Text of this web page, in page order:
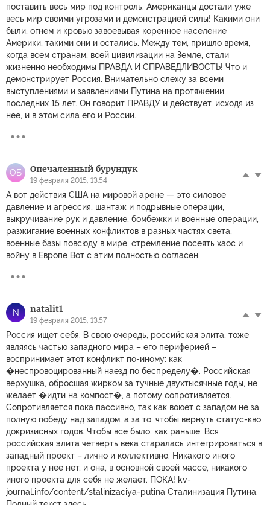
поставить весь мир под контроль. Американцы достали уже
весь мир своими угрозами и демонстрацией силы! Какими они
были, огнем и кровью завоевывая коренное население
Америки, такими они и остались. Между тем, пришло время,
когда всем странам, всей цивилизации на Земле, стали
жизненно необходимы ПРАВДА И СПРАВЕДЛИВОСТЬ! Что и
демонстрирует Россия. Внимательно слежу за всеми
выступлениями и заявлениями Путина на протяжении
последних 15 лет. Он говорит ПРАВДУ и действует, исходя из
нее, и в этом сила его и России.
ОБ Опечаленный бурундук
19 февраля 2015, 13:54
А вот действия США на мировой арене — это силовое
давление и агрессия, шантаж и подрывные операции,
выкручивание рук и давление, бомбежки и военные операции,
разжигание военных конфликтов в разных частях света,
военные базы повсюду в мире, стремление посеять хаос и
войну в Европе Вот с этим полностью согласен.
N natalit1
19 февраля 2015, 13:57
Россия ищет себя. В свою очередь, российская элита, тоже
являясь частью западного мира – его периферией –
воспринимает этот конфликт по-иному: как
�неспровоцированный наезд по беспределу�. Российская
верхушка, обросшая жирком за тучные двухтысячные годы, не
желает �идти на компост�, а потому сопротивляется.
Сопротивляется пока пассивно, так как воюет с западом не за
полную победу над западом, а за то, чтобы вернуть статус-кво
докризисных годов. Чтобы все было, как раньше. Вся
российская элита четверть века старалась интегрироваться в
западный проект – лично и коллективно. Никакого иного
проекта у нее нет, и она, в основной своей массе, никакого
иного проекта для себя не желает. ПОКА! kv-
journal.info/content/stalinizaciya-putina Сталинизация Путина.